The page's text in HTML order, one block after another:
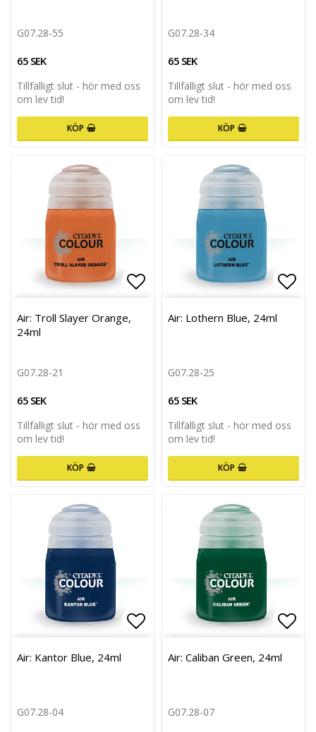
G07.28-55
65 SEK
Tillfälligt slut - hör med oss
om lev tid!
KÖP
G07.28-34
65 SEK
Tillfälligt slut - hör med oss
om lev tid!
KÖP
Lägg till i favoritlistan
Air: Troll Slayer Orange,
24ml
G07.28-21
65 SEK
Tillfälligt slut - hör med oss
om lev tid!
KÖP
Air: Lothern Blue, 24ml
G07.28-25
65 SEK
Tillfälligt slut - hör med oss
om lev tid!
KÖP
Lägg till i favoritlistan
Air: Kantor Blue, 24ml
G07.28-04
Air: Caliban Green, 24ml
G07.28-07